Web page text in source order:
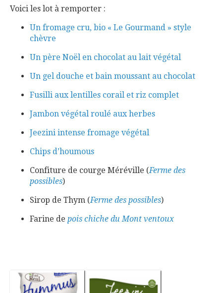
Voici les lot à remporter :
Un fromage cru, bio « Le Gourmand » style
chèvre
Un père Noël en chocolat au lait végétal
Un gel douche et bain moussant au chocolat
Fusilli aux lentilles corail et riz complet
Jambon végétal roulé aux herbes
Jeezini intense fromage végétal
Chips d’houmous
Confiture de courge Méréville (Ferme des
possibles)
Sirop de Thym (Ferme des possibles)
Farine de pois chiche du Mont ventoux